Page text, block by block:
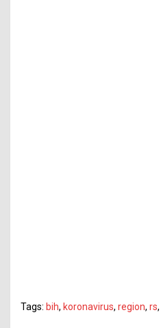
Tags: bih, koronavirus, region, rs,